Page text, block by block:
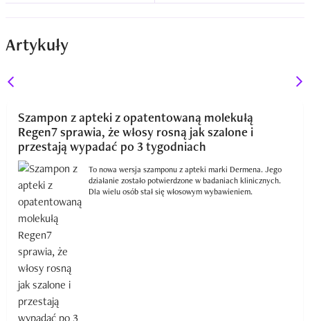
Artykuły
Szampon z apteki z opatentowaną molekułą
Regen7 sprawia, że włosy rosną jak szalone i
przestają wypadać po 3 tygodniach
To nowa wersja szamponu z apteki marki Dermena. Jego
działanie zostało potwierdzone w badaniach klinicznych.
Dla wielu osób stał się włosowym wybawieniem.